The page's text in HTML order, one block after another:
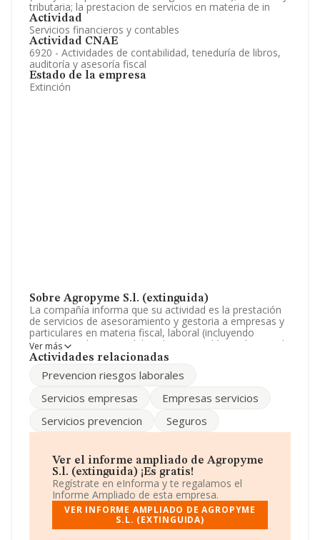
tributaria; la prestacion de servicios en materia de in
Actividad
Servicios financieros y contables
Actividad CNAE
6920 - Actividades de contabilidad, teneduría de libros,
auditoría y asesoría fiscal
Estado de la empresa
Extinción
Sobre Agropyme S.l. (extinguida)
La compañía informa que su actividad es la prestación
de servicios de asesoramiento y gestoria a empresas y
particulares en materia fiscal, laboral (incluyendo
prevencion de riesgos laborales), contable y tributaria; la
prestación de servicios en materia de in. La empresa
referencia CNAE corresponde a 'Actividades de
fiscal', cuyo Código es 6920. No realiza actividad de
Para comunicarse con sus oficinas, el número de
La sociedadAgropyme S.L. (extinguida)
, CIF
B27336999, se encuentra en Calle Rosalía De Castro
núm. 7 B, (27220), Friol, provincia de Lugo, Galicia.
En base a la información de la que dispone INFORMA
sobre 56.819 compañías, a nivel nacional la facturación
Ver más
Actividades relacionadas
Prevencion riesgos laborales
Servicios empresas
Empresas servicios
Servicios prevencion
Seguros
Ver el informe ampliado de Agropyme
S.l. (extinguida) ¡Es gratis!
Regístrate en eInforma y te regalamos el
Informe Ampliado de esta empresa.
VER INFORME AMPLIADO DE AGROPYME
S.L. (EXTINGUIDA)